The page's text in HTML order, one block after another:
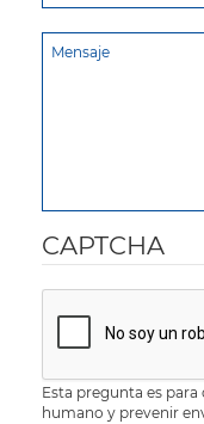
CAPTCHA
Esta pregunta es
humano y prevenir